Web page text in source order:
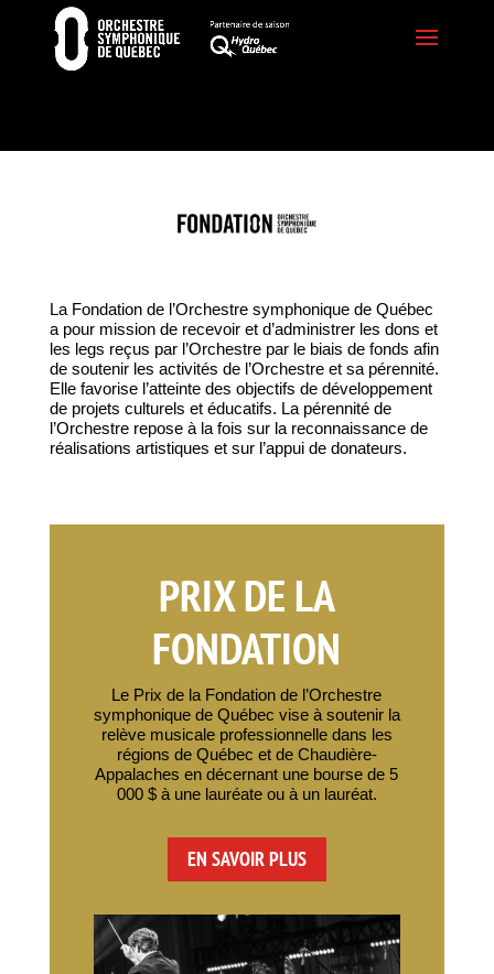
La Fondation de l’Orchestre symphonique de Québec
a pour mission de recevoir et d’administrer les dons et
les legs reçus par l’Orchestre par le biais de fonds afin
de soutenir les activités de l’Orchestre et sa pérennité.
Elle favorise l’atteinte des objectifs de développement
de projets culturels et éducatifs. La pérennité de
l’Orchestre repose à la fois sur la reconnaissance de
réalisations artistiques et sur l’appui de donateurs.
PRIX DE LA
FONDATION
Le Prix de la Fondation de l’Orchestre
symphonique de Québec vise à soutenir la
relève musicale professionnelle dans les
régions de Québec et de Chaudière-
Appalaches en décernant une bourse de 5
000 $ à une lauréate ou à un lauréat.
EN SAVOIR PLUS